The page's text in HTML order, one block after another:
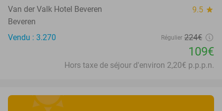
Van der Valk Hotel Beveren 9.5 star
Beveren
Vendu : 3.270
Régulier 224€
109€
Hors taxe de séjour d'environ 2,20€ p.p.p.n.